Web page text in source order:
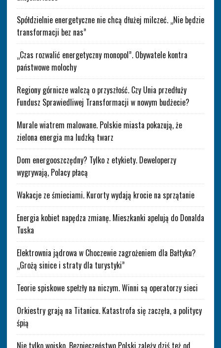
Spółdzielnie energetyczne nie chcą dłużej milczeć. „Nie będzie
transformacji bez nas”
„Czas rozwalić energetyczny monopol”. Obywatele kontra
państwowe molochy
Regiony górnicze walczą o przyszłość. Czy Unia przedłuży
Fundusz Sprawiedliwej Transformacji w nowym budżecie?
Murale wiatrem malowane. Polskie miasta pokazują, że
zielona energia ma ludzką twarz
Dom energooszczędny? Tylko z etykiety. Deweloperzy
wygrywają, Polacy płacą
Wakacje ze śmieciami. Kurorty wydają krocie na sprzątanie
Energia kobiet napędza zmianę. Mieszkanki apelują do Donalda
Tuska
Elektrownia jądrowa w Choczewie zagrożeniem dla Bałtyku?
„Grożą sinice i straty dla turystyki”
Teorie spiskowe spełzły na niczym. Winni są operatorzy sieci
Orkiestry grają na Titanicu. Katastrofa się zaczęła, a politycy
śpią